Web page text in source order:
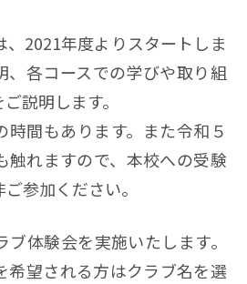
2021年度よりスタートしま
、各コースでの学びや取り組
説明します。
時間もあります。また令和５
触れますので、本校への受験
参加ください。
体験会を実施いたします。
希望される方はクラブ名を選